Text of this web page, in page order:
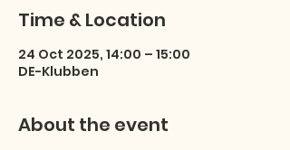
Time & Location
24 Oct 2025, 14:00 – 15:00
DE-Klubben
About the event